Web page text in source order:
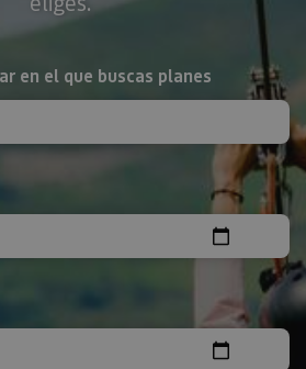
en el que buscas planes